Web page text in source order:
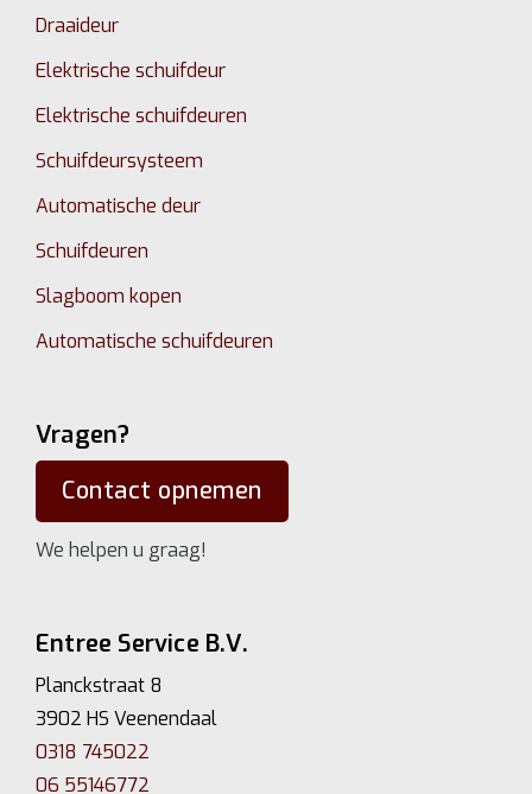
Draaideur
Elektrische schuifdeur
Elektrische schuifdeuren
Schuifdeursysteem
Automatische deur
Schuifdeuren
Slagboom kopen
Automatische schuifdeuren
Vragen?
Contact opnemen
We helpen u graag!
Entree Service B.V.
Planckstraat 8
3902 HS Veenendaal
0318 745022
06 55146772